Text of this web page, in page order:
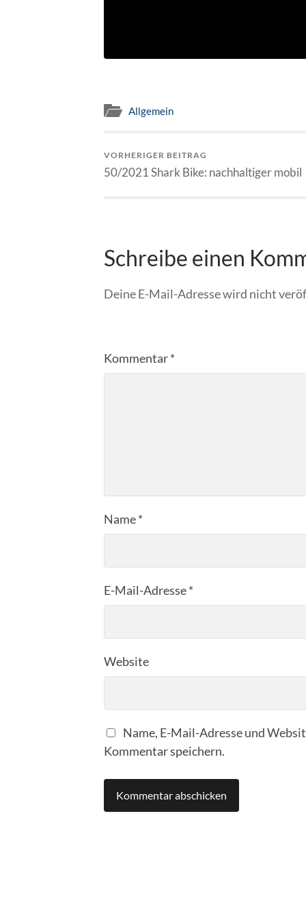
Allgemein
VORHERIGER BEITRAG
50/2021 Shark Bike: nachhaltiger mobil
Schreibe einen
Deine E-Mail-Adresse wird nicht
Kommentar*
Name*
E-Mail-Adresse*
Website
Name, E-Mail-Adresse und
Kommentar speichern.